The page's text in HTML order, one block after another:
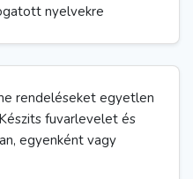
nyelvekre
rendeléseket egyetlen
fuvarlevelet és
egyenként vagy